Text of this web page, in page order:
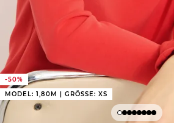
-50%
MODEL: 1,80M | GRÖSSE: XS